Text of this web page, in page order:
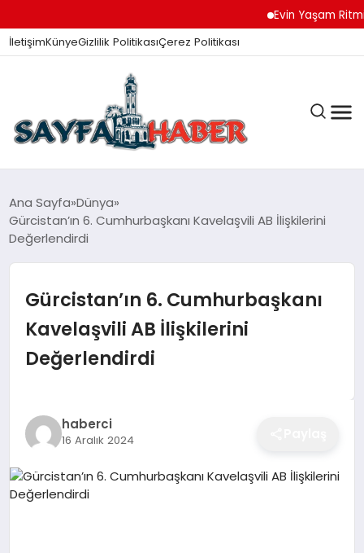
Evin Yaşam Ritmini
İletişimKünyeGizlilik PolitikasıÇerez Politikası
ANA SAYFA
GÜNDEM
İZMIR HABERLERI
EKONOMI
SAĞLIK
Ana Sayfa Dünya
Gürcistan’ın 6. Cumhurbaşkanı Kavelaşvili AB İlişkilerini
Değerlendirdi
Gürcistan’ın 6. Cumhurbaşkanı
Kavelaşvili AB İlişkilerini
Değerlendirdi
haberci
16 Aralık 2024